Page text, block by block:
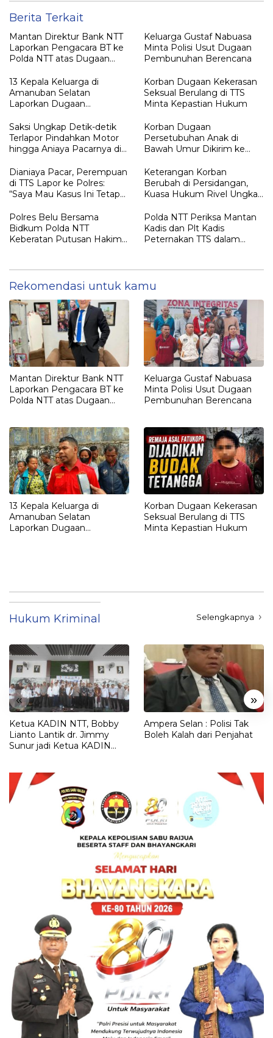
Berita Terkait
Mantan Direktur Bank NTT
Laporkan Pengacara BT ke
Polda NTT atas Dugaan
Keluarga Gustaf Nabuasa
Minta Polisi Usut Dugaan
Pembunuhan Berencana
13 Kepala Keluarga di
Amanuban Selatan
Laporkan Dugaan
Polisi
Korban Dugaan Kekerasan
Seksual Berulang di TTS
Minta Kepastian Hukum
Saksi Ungkap Detik-detik
Terlapor Pindahkan Motor
hingga Aniaya Pacarnya di
Korban Dugaan
Persetubuhan Anak di
Bawah Umur Dikirim ke
Dianiaya Pacar, Perempuan
di TTS Lapor ke Polres:
“Saya Mau Kasus Ini Tetap
Keterangan Korban
Berubah di Persidangan,
Kuasa Hukum Rivel Ungkap
Polres Belu Bersama
Bidkum Polda NTT
Keberatan Putusan Hakim
Polda NTT Periksa Mantan
Kadis dan Plt Kadis
Peternakan TTS dalam
Rekomendasi untuk kamu
Mantan Direktur Bank NTT
Laporkan Pengacara BT ke
Polda NTT atas Dugaan
Keluarga Gustaf Nabuasa
Minta Polisi Usut Dugaan
Pembunuhan Berencana
13 Kepala Keluarga di
Amanuban Selatan
Laporkan Dugaan
Korban Dugaan Kekerasan
Seksual Berulang di TTS
Minta Kepastian Hukum
Hukum Kriminal Selengkapnya
« »
Ketua KADIN NTT, Bobby
Lianto Lantik dr. Jimmy
Sunur jadi Ketua KADIN
Ampera Selan : Polisi Tak
Boleh Kalah dari Penjahat